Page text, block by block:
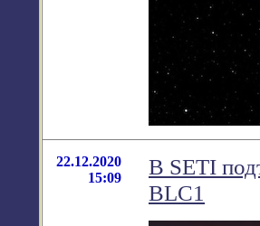
22.12.2020
15:09
В SETI
BLC1